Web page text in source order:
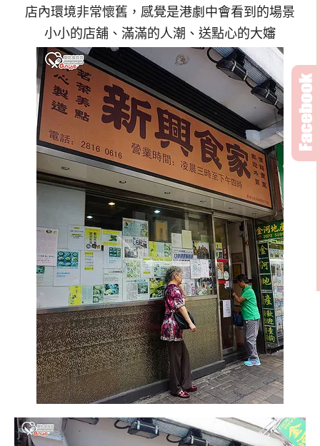
店內環境非常懷舊，感覺是港劇中會看到的場景
小小的店舖、滿滿的人潮、送點心的大嬸